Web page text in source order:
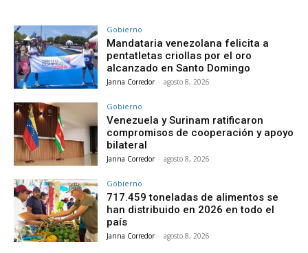
Gobierno
Mandataria venezolana felicita a
pentatletas criollas por el oro
alcanzado en Santo Domingo
Janna Corredor - agosto 8, 2026
Gobierno
Venezuela y Surinam ratificaron
compromisos de cooperación y apoyo
bilateral
Janna Corredor - agosto 8, 2026
Gobierno
717.459 toneladas de alimentos se
han distribuido en 2026 en todo el
país
Janna Corredor - agosto 8, 2026